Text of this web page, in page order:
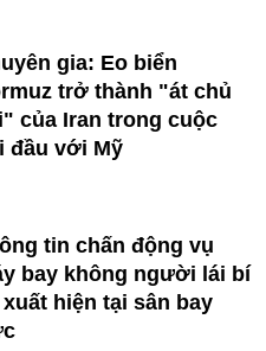
gia: Eo biển
trở thành "át chủ
của Iran trong cuộc
đầu với Mỹ
tin chấn động vụ
bay không người lái bí
xuất hiện tại sân bay